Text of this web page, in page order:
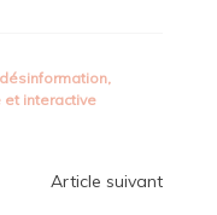
désinformation,
et interactive
Article suivant